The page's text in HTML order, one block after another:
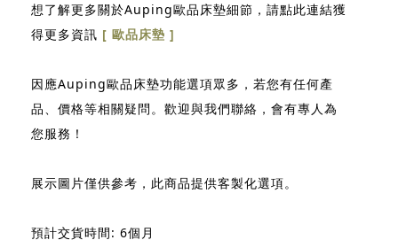
想了解更多關於Auping歐品床墊細節，請點此連結獲
得更多資訊 [ 歐品床墊 ]
因應Auping歐品床墊功能選項眾多，若您有任何產
品、價格等相關疑問。歡迎與我們聯絡，會有專人為
您服務！
展示圖片僅供參考，此商品提供客製化選項。
預計交貨時間: 6個月